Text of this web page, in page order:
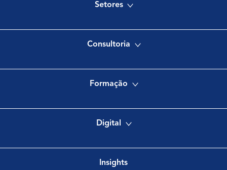
Setores
Consultoria
Formação
Digital
Insights